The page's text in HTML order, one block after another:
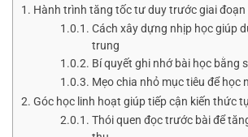
Hành trình tăng tốc tư duy trước giai đoạn
Cách xây dựng nhịp học giúp
trung
Bí quyết ghi nhớ bài học bằng
Mẹo chia nhỏ mục tiêu để học
Góc học linh hoạt giúp tiếp cận kiến thức
Thói quen đọc trước bài để